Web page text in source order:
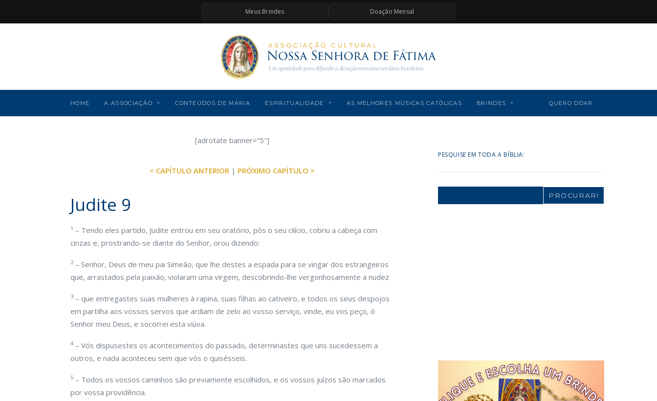
Meus Brindes Doação Mensal
HOME A ASSOCIAÇÃO CONTEÚDOS DE MARIA ESPIRITUALIDADE AS MELHORES MÚSICAS CATÓLICAS BRINDES QUERO DOAR
[adrotate banner=”5″]
< CAPÍTULO ANTERIOR | PRÓXIMO CAPÍTULO >
Judite 9
1 – Tendo eles partido, Judite entrou em seu oratório, pôs o seu cilício, cobriu a cabeça com
cinzas e, prostrando-se diante do Senhor, orou dizendo:
2– Senhor, Deus de meu pai Simeão, que lhe destes a espada para se vingar dos estrangeiros
que, arrastados pela paixão, violaram uma virgem, descobrindo-lhe vergonhosamente a nudez
3 – que entregastes suas mulheres à rapina, suas filhas ao cativeiro, e todos os seus despojos
em partilha aos vossos servos que ardiam de zelo ao vosso serviço, vinde, eu vos peço, ó
Senhor meu Deus, e socorrei esta viúva.
4 – Vós dispusestes os acontecimentos do passado, determinastes que uns sucedessem a
outros, e nada aconteceu sem que vós o quisésseis.
5 – Todos os vossos caminhos são previamente escolhidos, e os vossos juízos são marcados
por vossa providência.
PESQUISE EM TODA A BÍBLIA:
Search